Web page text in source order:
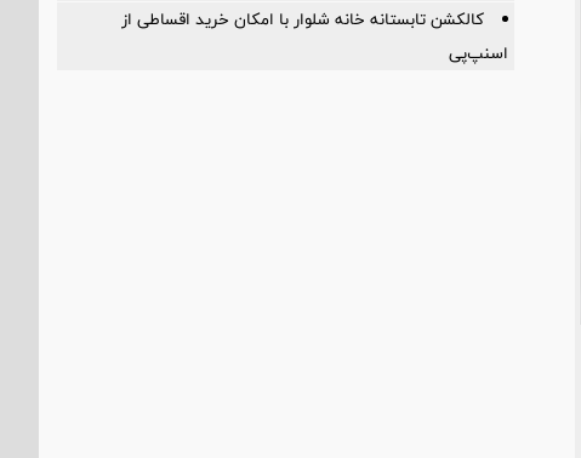
کالکشن تابستانه خانه شلوار با امکان خرید اقساطی از
اسنپ‌پی